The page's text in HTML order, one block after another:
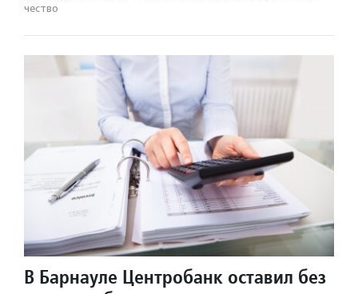
чест­во
В Барнауле Центробанк оставил без